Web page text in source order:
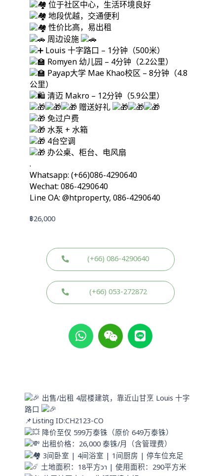
位于社区中心，生活环境良好
地段优越，交通便利
性价比高，易出租
周边设施
Louis 十字路口 – 1分钟（500米）
Romyen 幼儿园 – 4分钟（2.2公里）
Payap大学 Mae Khao校区 – 8分钟（4.8
公里）
清迈 Makro – 12分钟（5.9公里）
赠送好礼
免过户费
水泵 + 水箱
4台空调
办公桌、柜台、电风扇
.
Whatsapp: (+66)086-4290640
Wechat: 086-4290640
Line OA: @htproperty, 086-4290640
฿26,000
(+66) 086-4290640
(+66) 053-272872
W
h
a
p
p
W
e
i
L
i
n
出售/出租 4层楼建筑，靠近山甘烹 Louis 十字
路口
📌Listing ID:CH2123-CO
降价至仅 599万泰铢（原价 649万泰铢）
出租价格：26,000 泰铢/月（含管理费）
3间卧室 | 4间浴室 | 1间厨房 | 停车位充足
土地面积：18平方วา | 使用面积：290平方米